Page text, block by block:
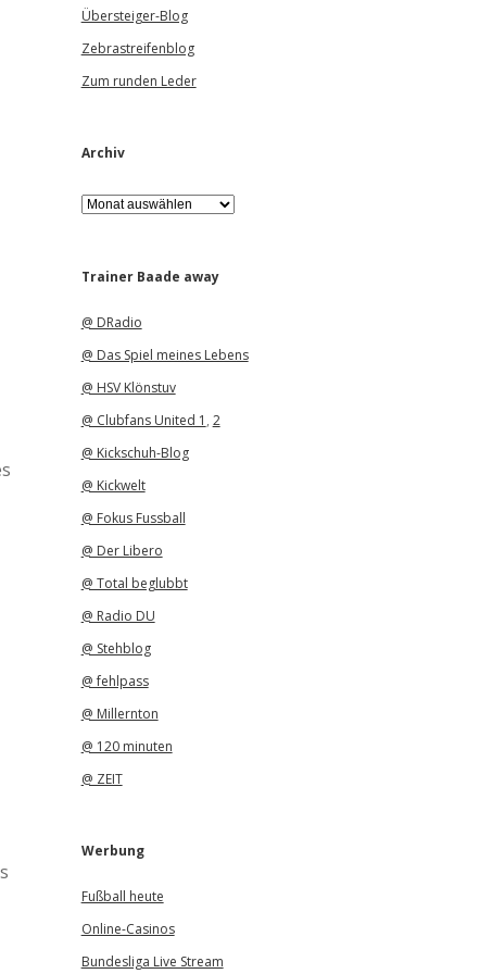
Übersteiger-Blog
Zebrastreifenblog
Zum runden Leder
Archiv
A
r
iTrainer Baade away
@ DRadio
@ Das Spiel meines Lebens
@ HSV Klönstuv
@ Clubfans United 1 , 2
@ Kickschuh-Blog
@ Kickwelt
@ Fokus Fussball
@ Der Libero
@ Total beglubbt
@ Radio DU
@ Stehblog
@ fehlpass
@ Millernton
@ 120 minuten
@ ZEIT
Werbung
Fußball heute
Online-Casinos
Bundesliga Live Stream